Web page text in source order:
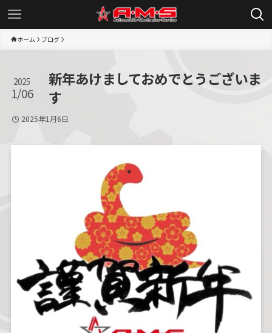
ホーム ブログ
新年あけましておめでとうございま
す
2025
1/06
2025年1月6日